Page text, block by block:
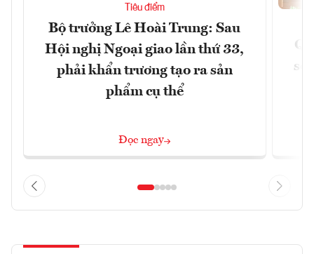
Tiêu điểm
Bộ trưởng Lê Hoài Trung: Sau
Hội nghị Ngoại giao lần thứ 33,
phải khẩn trương tạo ra sản
phẩm cụ thể
Đọc ngay